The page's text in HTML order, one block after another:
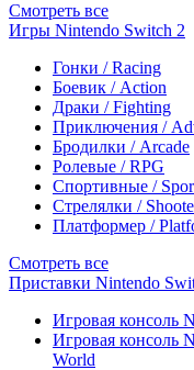
Смотреть все
Игры Nintendo Switch 2
Гонки / Racing
Боевик / Action
Драки / Fighting
Приключения /
Бродилки / Arcade
Ролевые / RPG
Спортивные /
Стрелялки /
Платформер /
Смотреть все
Приставки Nintendo
Игровая консоль
Игровая консоль
World